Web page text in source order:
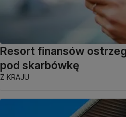
Resort finansów
pod skarbówkę
Z KRAJU